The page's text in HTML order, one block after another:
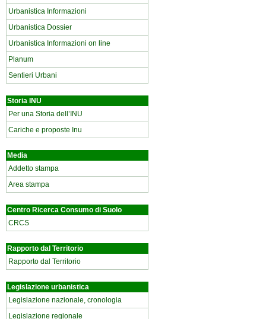
Urbanistica Informazioni
Urbanistica Dossier
Urbanistica Informazioni on line
Planum
Sentieri Urbani
Storia INU
Per una Storia dell’INU
Cariche e proposte Inu
Media
Addetto stampa
Area stampa
Centro Ricerca Consumo di Suolo
CRCS
Rapporto dal Territorio
Rapporto dal Territorio
Legislazione urbanistica
Legislazione nazionale, cronologia
Legislazione regionale